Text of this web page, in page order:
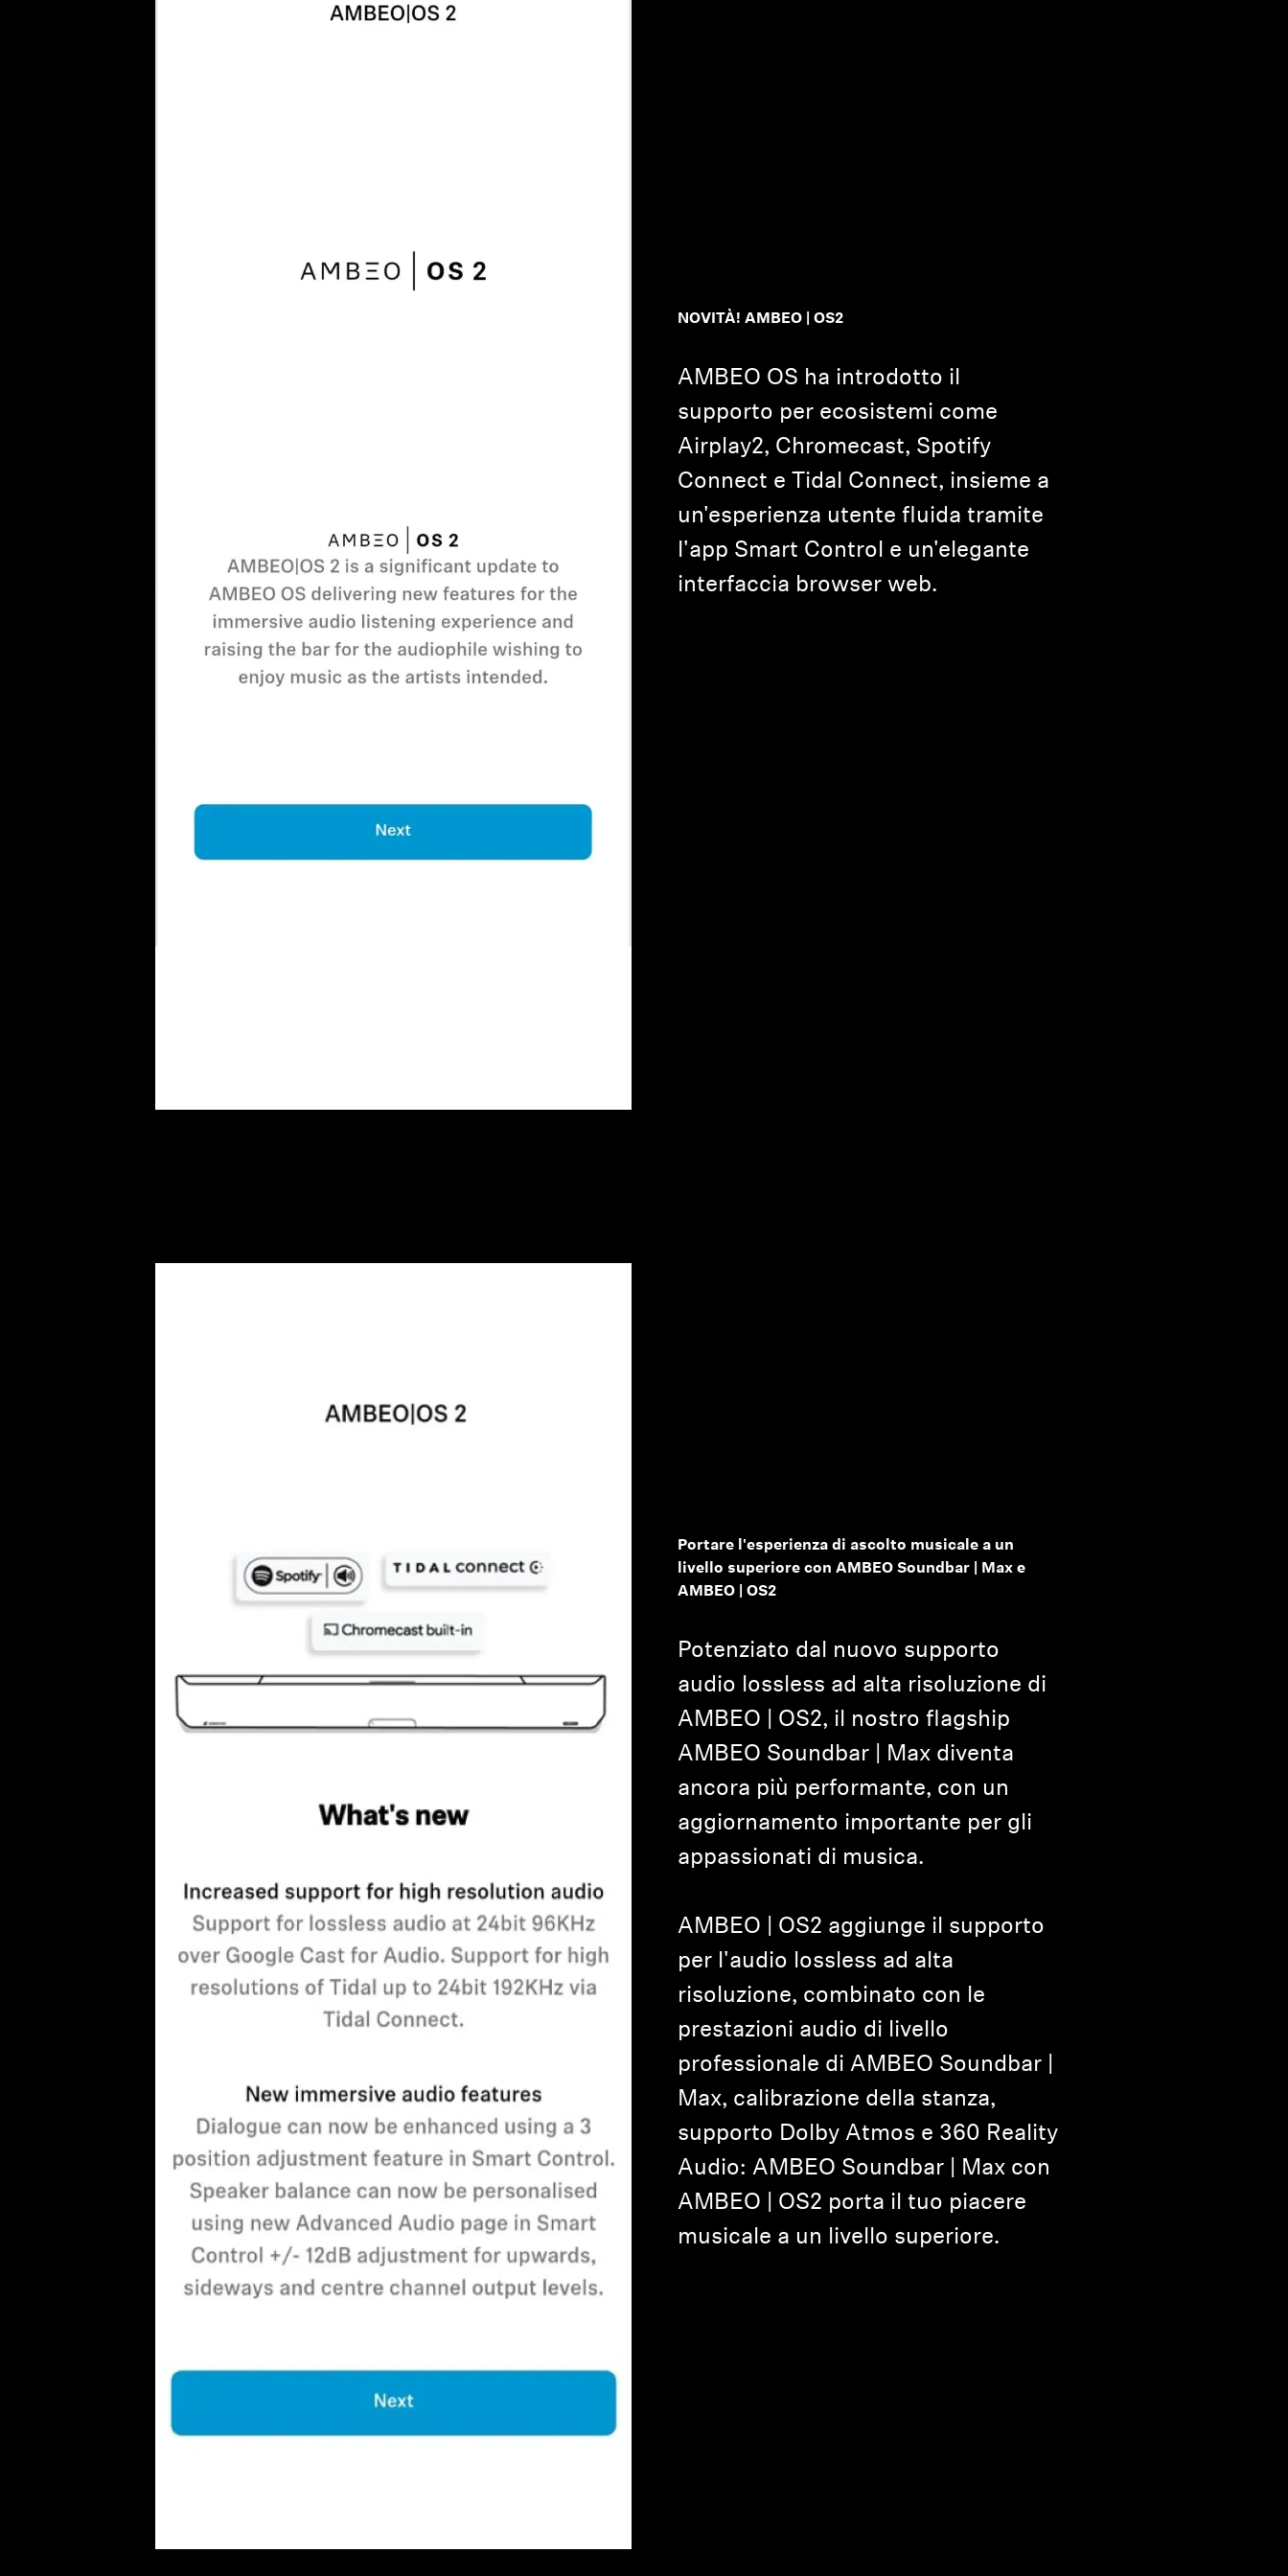
NOVITÀ! AMBEO | OS2
AMBEO OS ha introdotto il
supporto per ecosistemi come
Airplay2, Chromecast, Spotify
Connect e Tidal Connect, insieme a
un'esperienza utente fluida tramite
l'app Smart Control e un'elegante
interfaccia browser web.
Portare l'esperienza di ascolto musicale a un
livello superiore con AMBEO Soundbar | Max e
AMBEO | OS2
Potenziato dal nuovo supporto
audio lossless ad alta risoluzione di
AMBEO | OS2, il nostro flagship
AMBEO Soundbar | Max diventa
ancora più performante, con un
aggiornamento importante per gli
appassionati di musica.
AMBEO | OS2 aggiunge il supporto
per l'audio lossless ad alta
risoluzione, combinato con le
prestazioni audio di livello
professionale di AMBEO Soundbar |
Max, calibrazione della stanza,
supporto Dolby Atmos e 360 Reality
Audio: AMBEO Soundbar | Max con
AMBEO | OS2 porta il tuo piacere
musicale a un livello superiore.
dei desideri e visualizzare gli articoli salvati in precedenza.